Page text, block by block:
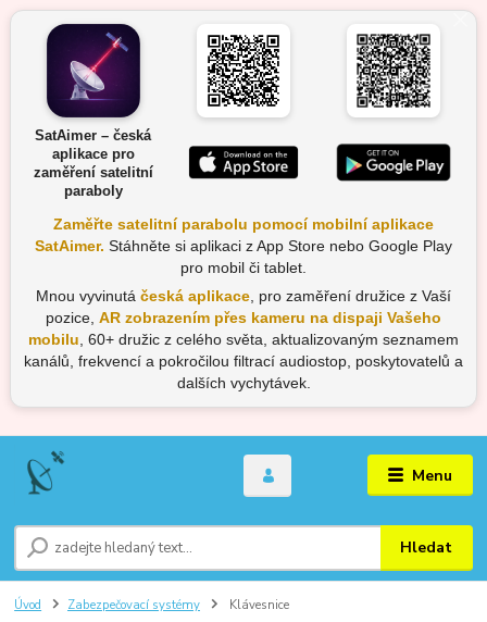
SatAimer – česká
aplikace pro
zaměření satelitní
paraboly
Zaměřte satelitní parabolu pomocí mobilní aplikace
SatAimer. Stáhněte si aplikaci z App Store nebo Google Play
pro mobil či tablet.
Mnou vyvinutá česká aplikace , pro zaměření družice z Vaší
pozice, AR zobrazením přes kameru na dispaji Vašeho
mobilu , 60+ družic z celého světa, aktualizovaným seznamem
kanálů, frekvencí a pokročilou filtrací audiostop, poskytovatelů a
dalších vychytávek.
Menu
Hledat
Úvod Zabezpečovací systémy Klávesnice